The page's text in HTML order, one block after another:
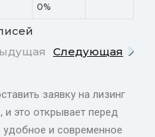
0%
Следующая
заявку на лизинг
это открывает перед
и современное